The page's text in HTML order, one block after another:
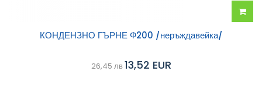
КОНДЕНЗНО ГЪРНЕ Ф200 /неръждавейка/
26,45 лв13,52 EUR